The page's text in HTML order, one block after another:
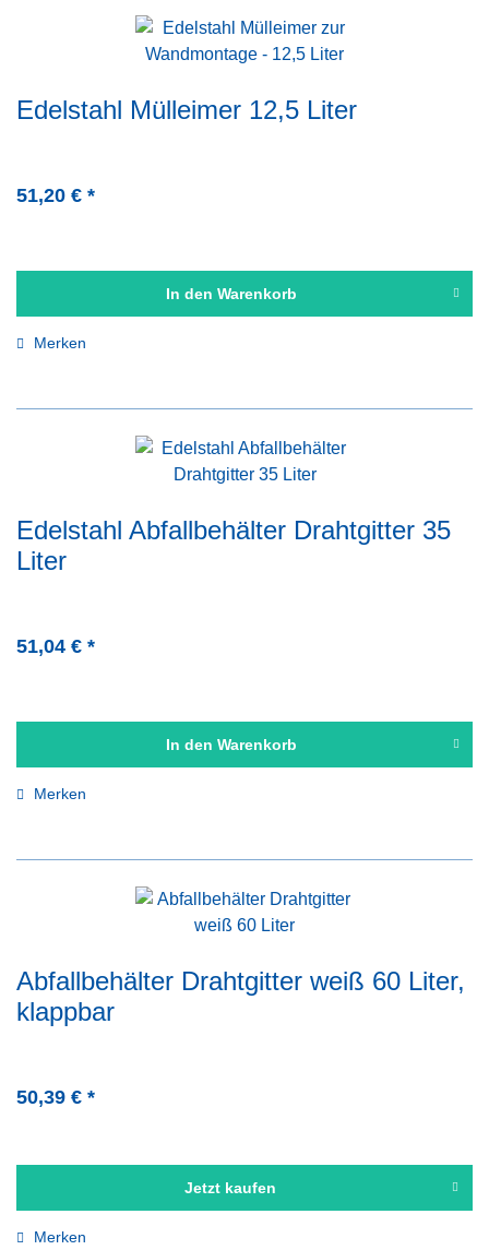
Edelstahl Mülleimer 12,5 Liter
51,20 € *
In den Warenkorb
Merken
Edelstahl Abfallbehälter Drahtgitter 35
Liter
51,04 € *
In den Warenkorb
Merken
Abfallbehälter Drahtgitter weiß 60 Liter,
klappbar
50,39 € *
Jetzt kaufen
Merken